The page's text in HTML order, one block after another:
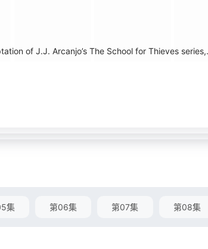
of J.J. Arcanjo’s The School for Thieves
集 第06集 第07集 第08集